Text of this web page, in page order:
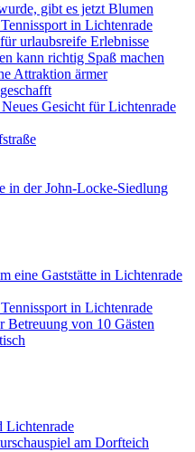
gibt es jetzt Blumen
in Lichtenrade
urlaubsreife Erlebnisse
kann richtig Spaß machen
Attraktion ärmer
Gesicht für Lichtenrade
in der John-Locke-Siedlung
eine Gaststätte in Lichtenrade
in Lichtenrade
Betreuung von 10 Gästen
Lichtenrade
am Dorfteich